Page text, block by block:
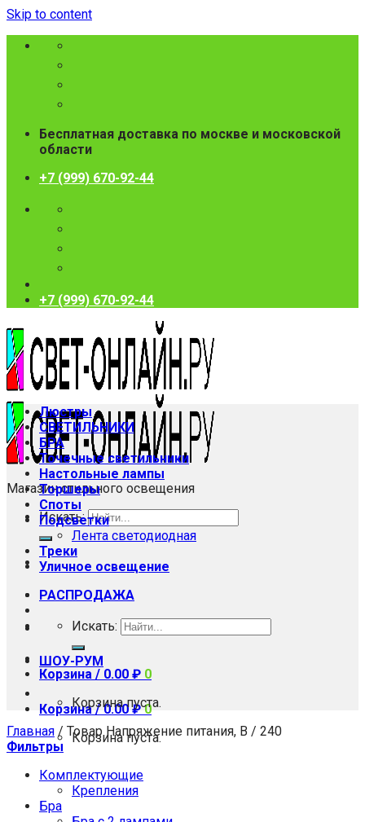
Skip to content
Бесплатная доставка по москве и московской
области
+7 (999) 670-92-44
+7 (999) 670-92-44
Магазин стильного освещения
Искать:
РАСПРОДАЖА
ШОУ-РУМ
Корзина /0.00₽ 0
Корзина пуста.
Люстры
СВЕТИЛЬНИКИ
БРА
Точечные светильники
Настольные лампы
Торшеры
Споты
Подсветки
Лента светодиодная
Треки
Уличное освещение
Искать:
Корзина / 0.00 ₽ 0
Корзина пуста.
Главная / Товар Напряжение питания, В / 240
Фильтры
Комплектующие
Крепления
Бра